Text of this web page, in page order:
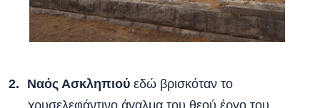
Ναός Ασκληπιού εδώ βρισκόταν το
χρυσελεφάντινο άγαλμα του θεού έργο του